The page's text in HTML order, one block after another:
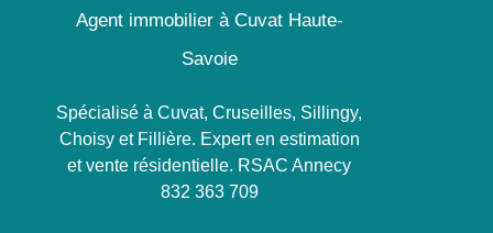
Agent immobilier à Cuvat Haute-
Savoie
Spécialisé à Cuvat, Cruseilles, Sillingy,
Choisy et Fillière. Expert en estimation
et vente résidentielle. RSAC Annecy
832 363 709